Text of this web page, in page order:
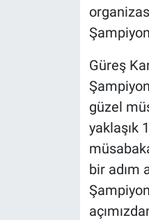
Güreş
güzel
yaklaşık
bir adım